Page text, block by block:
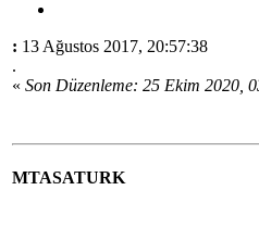
: 13 Ağustos 2017, 20:57:38
.
« Son Düzenleme: 25 Ekim 2020,
MTASATURK